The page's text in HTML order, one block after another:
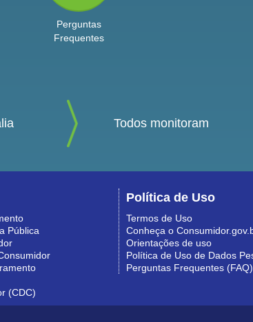
Perguntas
Frequentes
Todos monitoram
Pública
(CDC)
Política de Uso
Termos de Uso
Conheça o
Orientações de uso
Política de Uso de Dados
Perguntas Frequentes (FAQ)